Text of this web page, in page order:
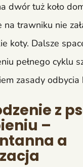
dwór tuż koło
na trawniku nie
koty. Dalsze
pełnego cyklu
zasady odbycia
z
–
a